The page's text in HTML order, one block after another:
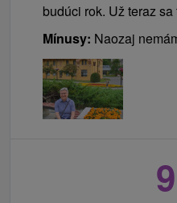
budúci rok. Už teraz sa
Mínusy: Naozaj